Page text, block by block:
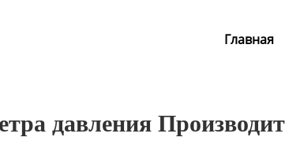
Главная
давления